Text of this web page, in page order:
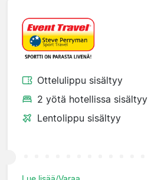
Ottelulippu sisältyy
2 yötä hotellissa sisältyy
Lentolippu sisältyy